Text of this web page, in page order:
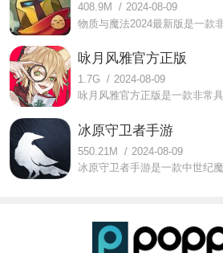
408.9M / 2024-08-09
咏月风雅官方正版
1.7G / 2024-08-09
冰原守卫者手游
550.21M / 2024-08-09